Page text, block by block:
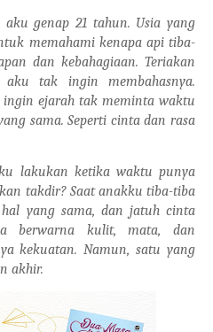
aku genap 21 tahun. Usia yang
memahami kenapa api tiba-
dan kebahagiaan. Teriakan
tak ingin membahasnya.
ejarah tak meminta waktu
sama. Seperti cinta dan rasa
lakukan ketika waktu punya
takdir? Saat anakku tiba-tiba
yang sama, dan jatuh cinta
berwarna kulit, mata, dan
kekuatan. Namun, satu yang
akhir.